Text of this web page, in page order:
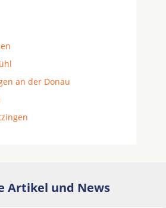
an der Donau
Artikel und News